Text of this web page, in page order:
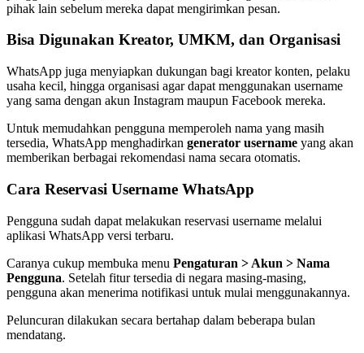
pihak lain sebelum mereka dapat mengirimkan pesan.
Bisa Digunakan Kreator, UMKM, dan Organisasi
WhatsApp juga menyiapkan dukungan bagi kreator konten, pelaku
usaha kecil, hingga organisasi agar dapat menggunakan username
yang sama dengan akun Instagram maupun Facebook mereka.
Untuk memudahkan pengguna memperoleh nama yang masih
tersedia, WhatsApp menghadirkan generator username yang akan
memberikan berbagai rekomendasi nama secara otomatis.
Cara Reservasi Username WhatsApp
Pengguna sudah dapat melakukan reservasi username melalui
aplikasi WhatsApp versi terbaru.
Caranya cukup membuka menu Pengaturan > Akun > Nama
Pengguna. Setelah fitur tersedia di negara masing-masing,
pengguna akan menerima notifikasi untuk mulai menggunakannya.
Peluncuran dilakukan secara bertahap dalam beberapa bulan
mendatang.